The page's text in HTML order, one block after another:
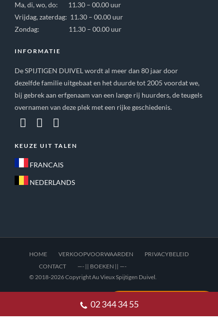
Ma, di, wo, do: 11.30 – 00.00 uur
Vrijdag, zaterdag: 11.30 – 00.00 uur
Zondag: 11.30 – 00.00 uur
INFORMATIE
De SPIJTIGEN DUIVEL wordt al meer dan 80 jaar door
dezelfde familie uitgebaat en het duurde tot 2005 voordat we,
bij gebrek aan erfgenaam van een lange rij huurders, de teugels
overnamen van deze plek met een rijke geschiedenis.
KEUZE UIT TALEN
FRANCAIS
NEDERLANDS
HOME VERKOOPVOORWAARDEN
PRIVACYBELEID
CONTACT
—- || BOEKEN || —-
© 2018-2026 Copyright Au Vieux Spijtigen Duivel.
02 344 34 55